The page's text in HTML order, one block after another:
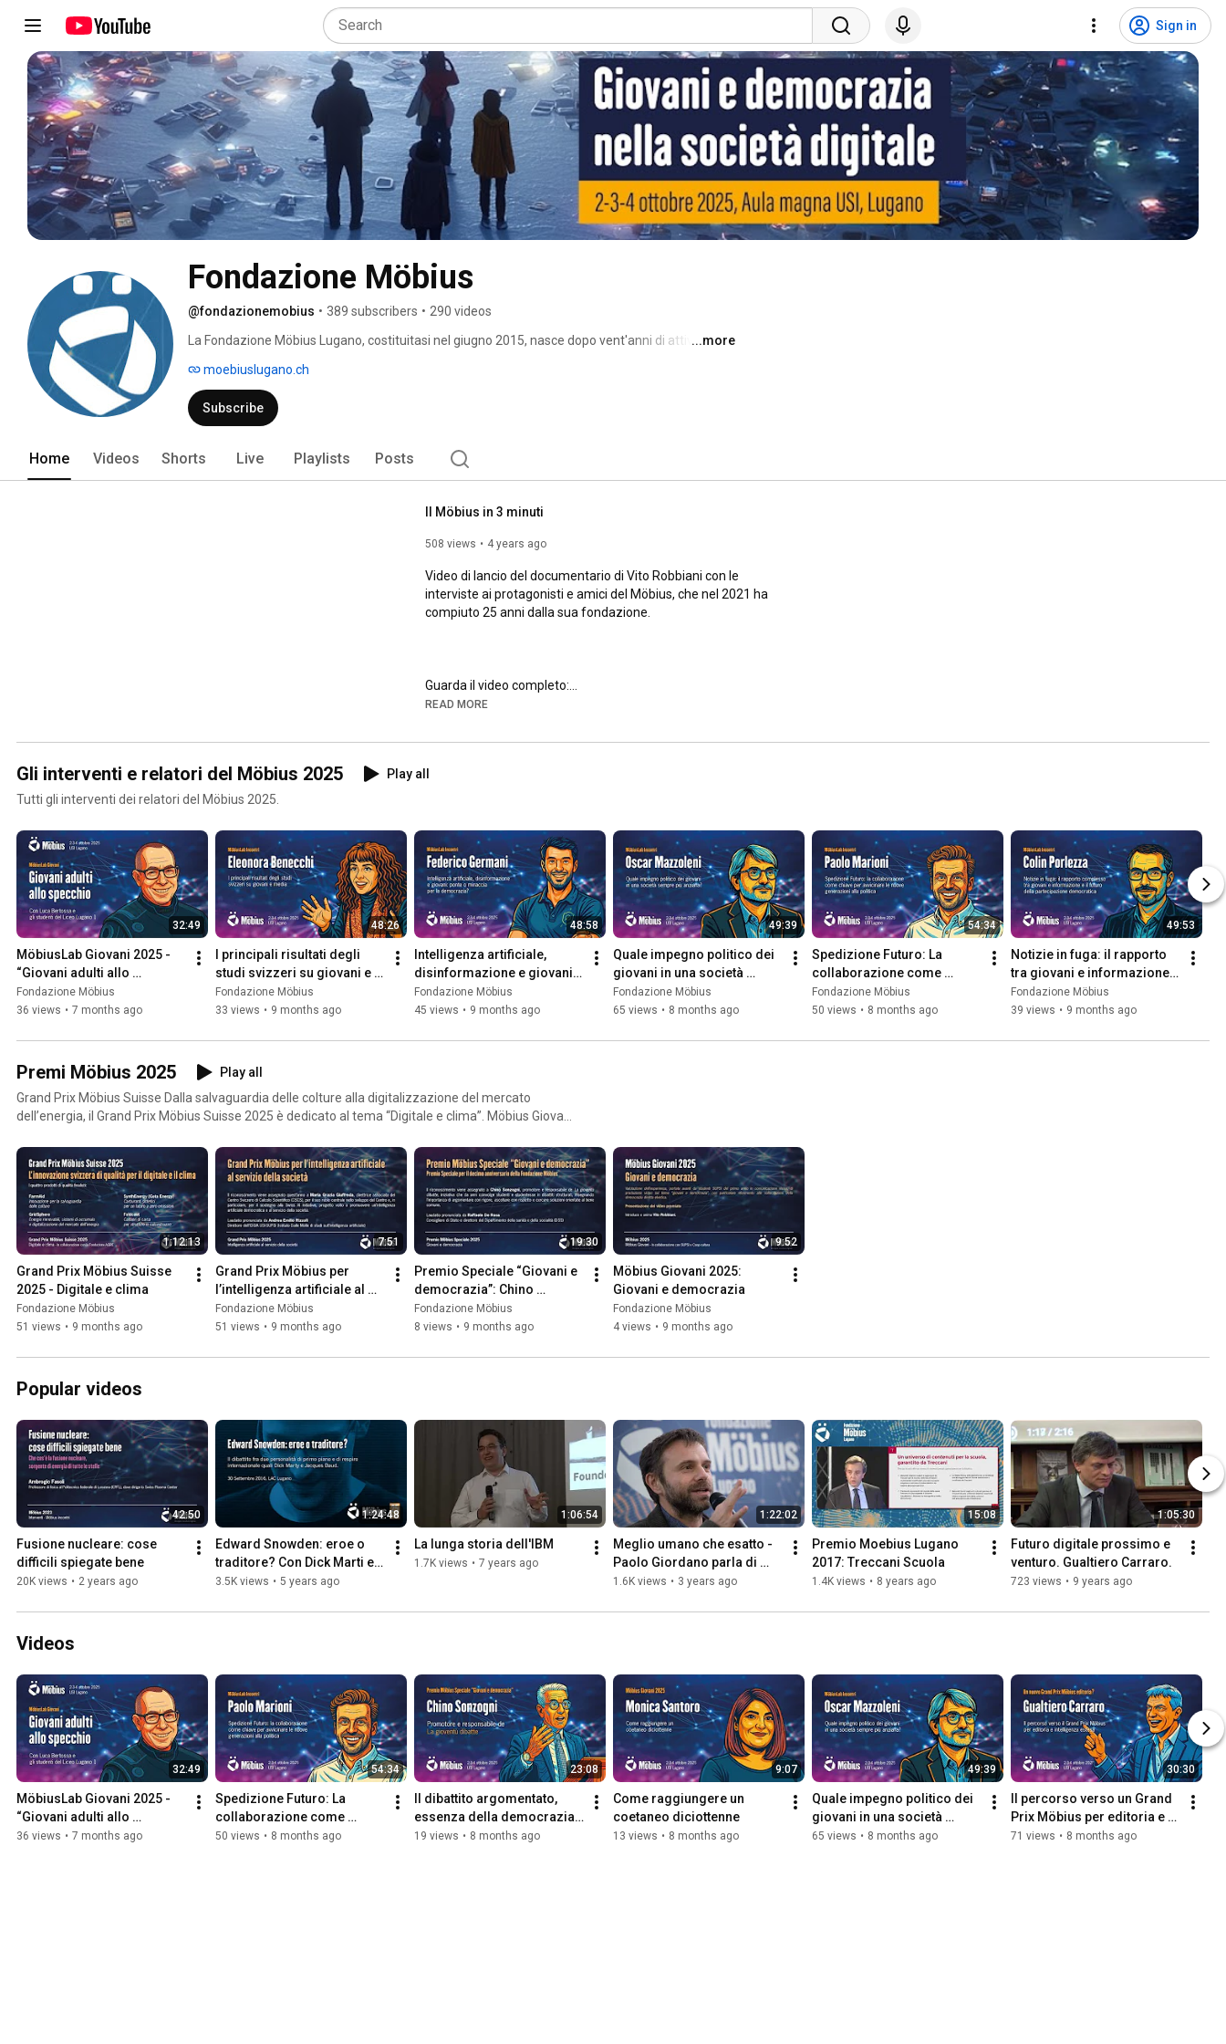
Sign in
Fondazione Möbius
@fondazionemobius • 389 subscribers • 290 videos
La Fondazione Möbius Lugano, costituitasi nel giugno 2015, nasce dopo vent'anni di attività del
digitale.
...more
moebiuslugano.ch
Subscribe
Home Videos Shorts Live Playlists Posts
Il Möbius in 3 minuti
508 views 4 years ago
Video di lancio del documentario di Vito Robbiani con le
interviste ai protagonisti e amici del Möbius, che nel 2021 ha
compiuto 25 anni dalla sua fondazione.
https://www.moebiuslugano.ch/Venticin...
READ MORE
Gli interventi e relatori del Möbius 2025
Play all
Tutti gli interventi dei relatori del Möbius 2025.
32:49
MöbiusLab Giovani 2025 -
“Giovani adulti allo
specchio”, incontro con
Luca Bertossa
Fondazione Möbius
36 views • 7 months ago
48:26
I principali risultati degli
studi svizzeri su giovani e
media
Fondazione Möbius
33 views • 9 months ago
48:58
Intelligenza artificiale,
disinformazione e giovani:
ponte o minaccia per la
democrazia?
Fondazione Möbius
45 views • 9 months ago
49:39
Quale impegno politico dei
giovani in una società
sempre più anziana?
Fondazione Möbius
65 views • 8 months ago
54:34
Spedizione Futuro: La
collaborazione come
chiave per avvicinare le
nuove generazioni alla
Fondazione Möbius
50 views • 8 months ago
49:53
Notizie in fuga: il rapporto
tra giovani e informazione e
il futuro della
partecipazione
Fondazione Möbius
39 views • 9 months ago
Premi Möbius 2025
Play all
Grand Prix Möbius Suisse Dalla salvaguardia delle colture alla digitalizzazione del mercato
dell’energia, il Grand Prix Möbius Suisse 2025 è dedicato al tema “Digitale e clima”. Möbius Giovani:
interventi di Vito Robbiani e Monica Santoro. Premio Speciale “Giovani e democrazia” Per
celebrare il decimo anniversario della Fondazione Möbius, viene consegnato un Premio Speciale
dedicato a “Giovani e democrazia” a Chino Sonzogni, promotore e responsabile de La gioventù
dibatte. Grand Prix Möbius per l’intelligenza artificiale al servizio della società A Maria Grazia
Giuffreda, direttrice associata del Centro Svizzero di Calcolo Scientifico (CSCS), il premio dedicato
all’IA al servizio della società.1:12:13
Grand Prix Möbius Suisse
2025 - Digitale e clima
Fondazione Möbius
51 views • 9 months ago
7:51
Grand Prix Möbius per
l’intelligenza artificiale al
servizio della società
Fondazione Möbius
51 views • 9 months ago
19:30
Premio Speciale “Giovani e
democrazia”: Chino
Sonzogni
Fondazione Möbius
8 views • 9 months ago
9:52
Möbius Giovani 2025:
Giovani e democrazia
Fondazione Möbius
4 views • 9 months ago
Popular videos
42:50
Fusione nucleare: cose
difficili spiegate bene
20K views • 2 years ago
1:24:48
Edward Snowden: eroe o
traditore? Con Dick Marti e
Jacques Baud
3.5K views • 5 years ago
1:06:54
La lunga storia dell'IBM
1.7K views • 7 years ago
1:22:02
Meglio umano che esatto -
Paolo Giordano parla di
letteratura e intelligenza
1.6K views • 3 years ago
15:08
Premio Moebius Lugano
2017: Treccani Scuola
1.4K views • 8 years ago
1:05:30
Futuro digitale prossimo e
venturo. Gualtiero Carraro.
723 views • 9 years ago
Videos
32:49
MöbiusLab Giovani 2025 -
“Giovani adulti allo
specchio”, incontro con
36 views • 7 months ago
54:34
Spedizione Futuro: La
collaborazione come
chiave per avvicinare le
50 views • 8 months ago
23:08
Il dibattito argomentato,
essenza della democrazia -
Chino Sonzogni
19 views • 8 months ago
9:07
Come raggiungere un
coetaneo diciottenne
13 views • 8 months ago
49:39
Quale impegno politico dei
giovani in una società
sempre più anziana?
65 views • 8 months ago
30:30
Il percorso verso un Grand
Prix Möbius per editoria e
intelligenza estesa
71 views • 8 months ago